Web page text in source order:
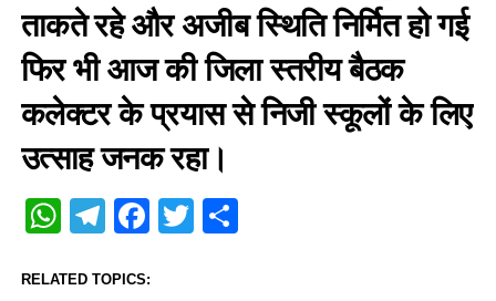
ताकते रहे और अजीब स्थिति निर्मित हो गई
फिर भी आज की जिला स्तरीय बैठक
कलेक्टर के प्रयास से निजी स्कूलों के लिए
उत्साह जनक रहा।
WhatsApp
Telegram
Facebook
Twitter
Share
RELATED TOPICS: